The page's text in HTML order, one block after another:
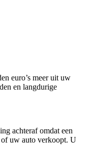
euro’s meer uit uw
en langdurige
achteraf omdat een
of uw auto verkoopt. U